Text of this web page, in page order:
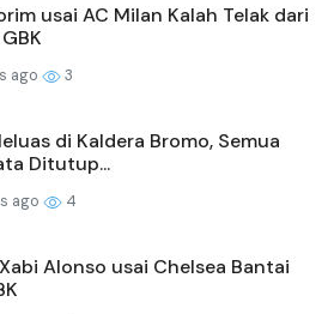
usai AC Milan Kalah Telak dari
ago 3
di Kaldera Bromo, Semua
Ditutup...
ago 4
Alonso usai Chelsea Bantai